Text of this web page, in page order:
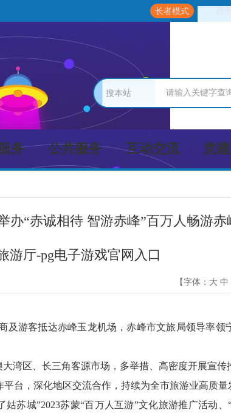
长者模式
搜本站
务 公共服务 互动交流 党
“赤诚相待 智游赤峰”百万人畅游
游厅-pg电子游戏官网入口
【字体： 大 中
及游客抵达赤峰玉龙机场，赤峰市文旅局领导率领
湾区、长三角客源市场，多举措、高密度开展宣传
台，深化地区交流合作，持续为全市旅游业高质量
苏城”2023苏蒙“百万人互游”文化旅游推广活动